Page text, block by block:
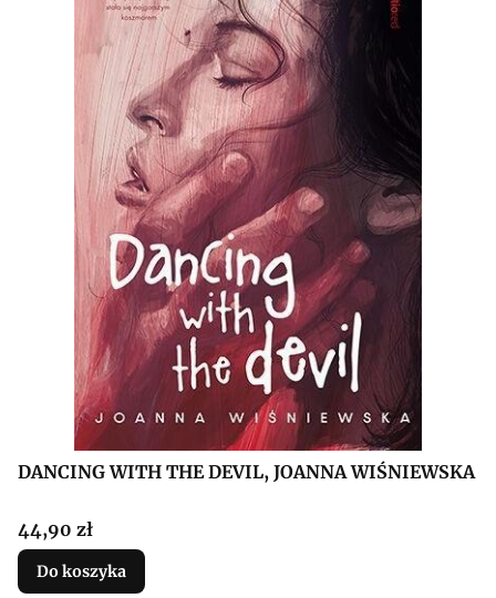
DANCING WITH THE DEVIL, JOANNA WIŚNIEWSKA
Cena
44,90 zł
Do koszyka